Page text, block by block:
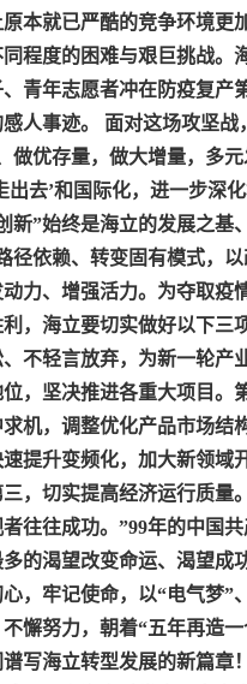
本就已严酷的竞争环境更
程度的困难与艰巨挑战。
青年志愿者冲在防疫复产
人事迹。 面对这场攻坚战
做优存量，做大增量，多
出去’和国际化，进一步深
新”始终是海立的发展之基
径依赖、转变固有模式，
力、增强活力。为夺取疫
，海立要切实做好以下三
、不轻言放弃，为新一轮产
，坚决推进各重大项目。
机，调整优化产品市场结
提升变频化，加大新领域
，切实提高经济运行质量
往往成功。”99年的中国共
的渴望改变命运、渴望成
，牢记使命，以“电气梦”
懈努力，朝着“五年再造
写海立转型发展的新篇章